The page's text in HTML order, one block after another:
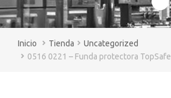
You are here:
Tienda
Uncategorized
0516 0221 – Funda protectora TopSafe